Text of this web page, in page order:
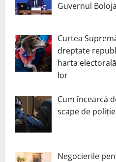
Guvernul
Curtea
dreptate
harta
lor
Cum încearcă
scape de
Negocierile